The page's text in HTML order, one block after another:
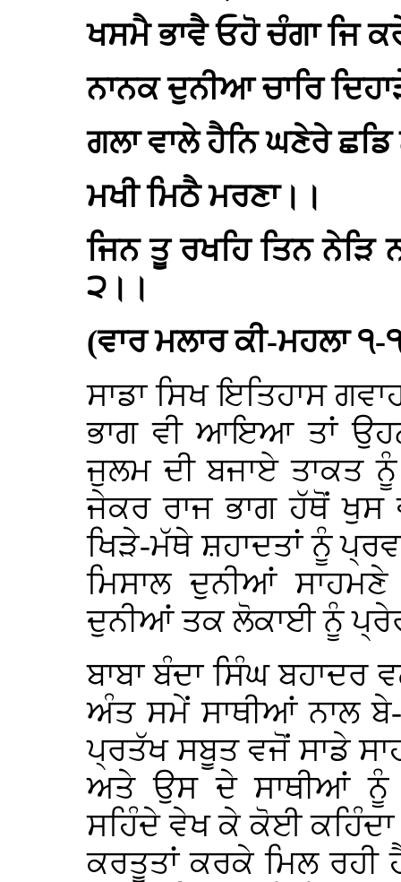
ਖਸਮੈ ਭਾਵੈ ਓਹੋ ਚੰਗਾ ਜਿ
ਨਾਨਕ ਦੁਨੀਆ ਚਾਰਿ
ਗਲਾ ਵਾਲੇ ਹੈਨਿ ਘਣੇਰੇ
ਮਖੀ ਮਿਠੈ ਮਰਣਾ।।
ਜਿਨ ਤੂ ਰਖਹਿ ਤਿਨ
੨।।
(ਵਾਰ ਮਲਾਰ ਕੀ-ਮਹਲਾ ੧-
ਸਾਡਾ ਸਿਖ ਇਤਿਹਾਸ
ਭਾਗ ਵੀ ਆਇਆ ਤਾਂ
ਜੁਲਮ ਦੀ ਬਜਾਏ ਤਾਕਤ
ਜੇਕਰ ਰਾਜ ਭਾਗ ਹੱਥੋਂ ਖੁਸ
ਖਿੜੇ-ਮੱਥੇ ਸ਼ਹਾਦਤਾਂ ਨੂੰ
ਮਿਸਾਲ ਦੁਨੀਆਂ
ਦੁਨੀਆਂ ਤਕ ਲੋਕਾਈ ਨੂੰ
ਬਾਬਾ ਬੰਦਾ ਸਿੰਘ ਬਹਾਦਰ
ਅੰਤ ਸਮੇਂ ਸਾਥੀਆਂ ਨਾਲ
ਪ੍ਰਤੱਖ ਸਬੂਤ ਵਜੋਂ ਸਾਡੇ
ਅਤੇ ਉਸ ਦੇ ਸਾਥੀਆਂ ਨੂੰ
ਸਹਿੰਦੇ ਵੇਖ ਕੇ ਕੋਈ
ਕਰਤੂਤਾਂ ਕਰਕੇ ਮਿਲ ਰਹੀ